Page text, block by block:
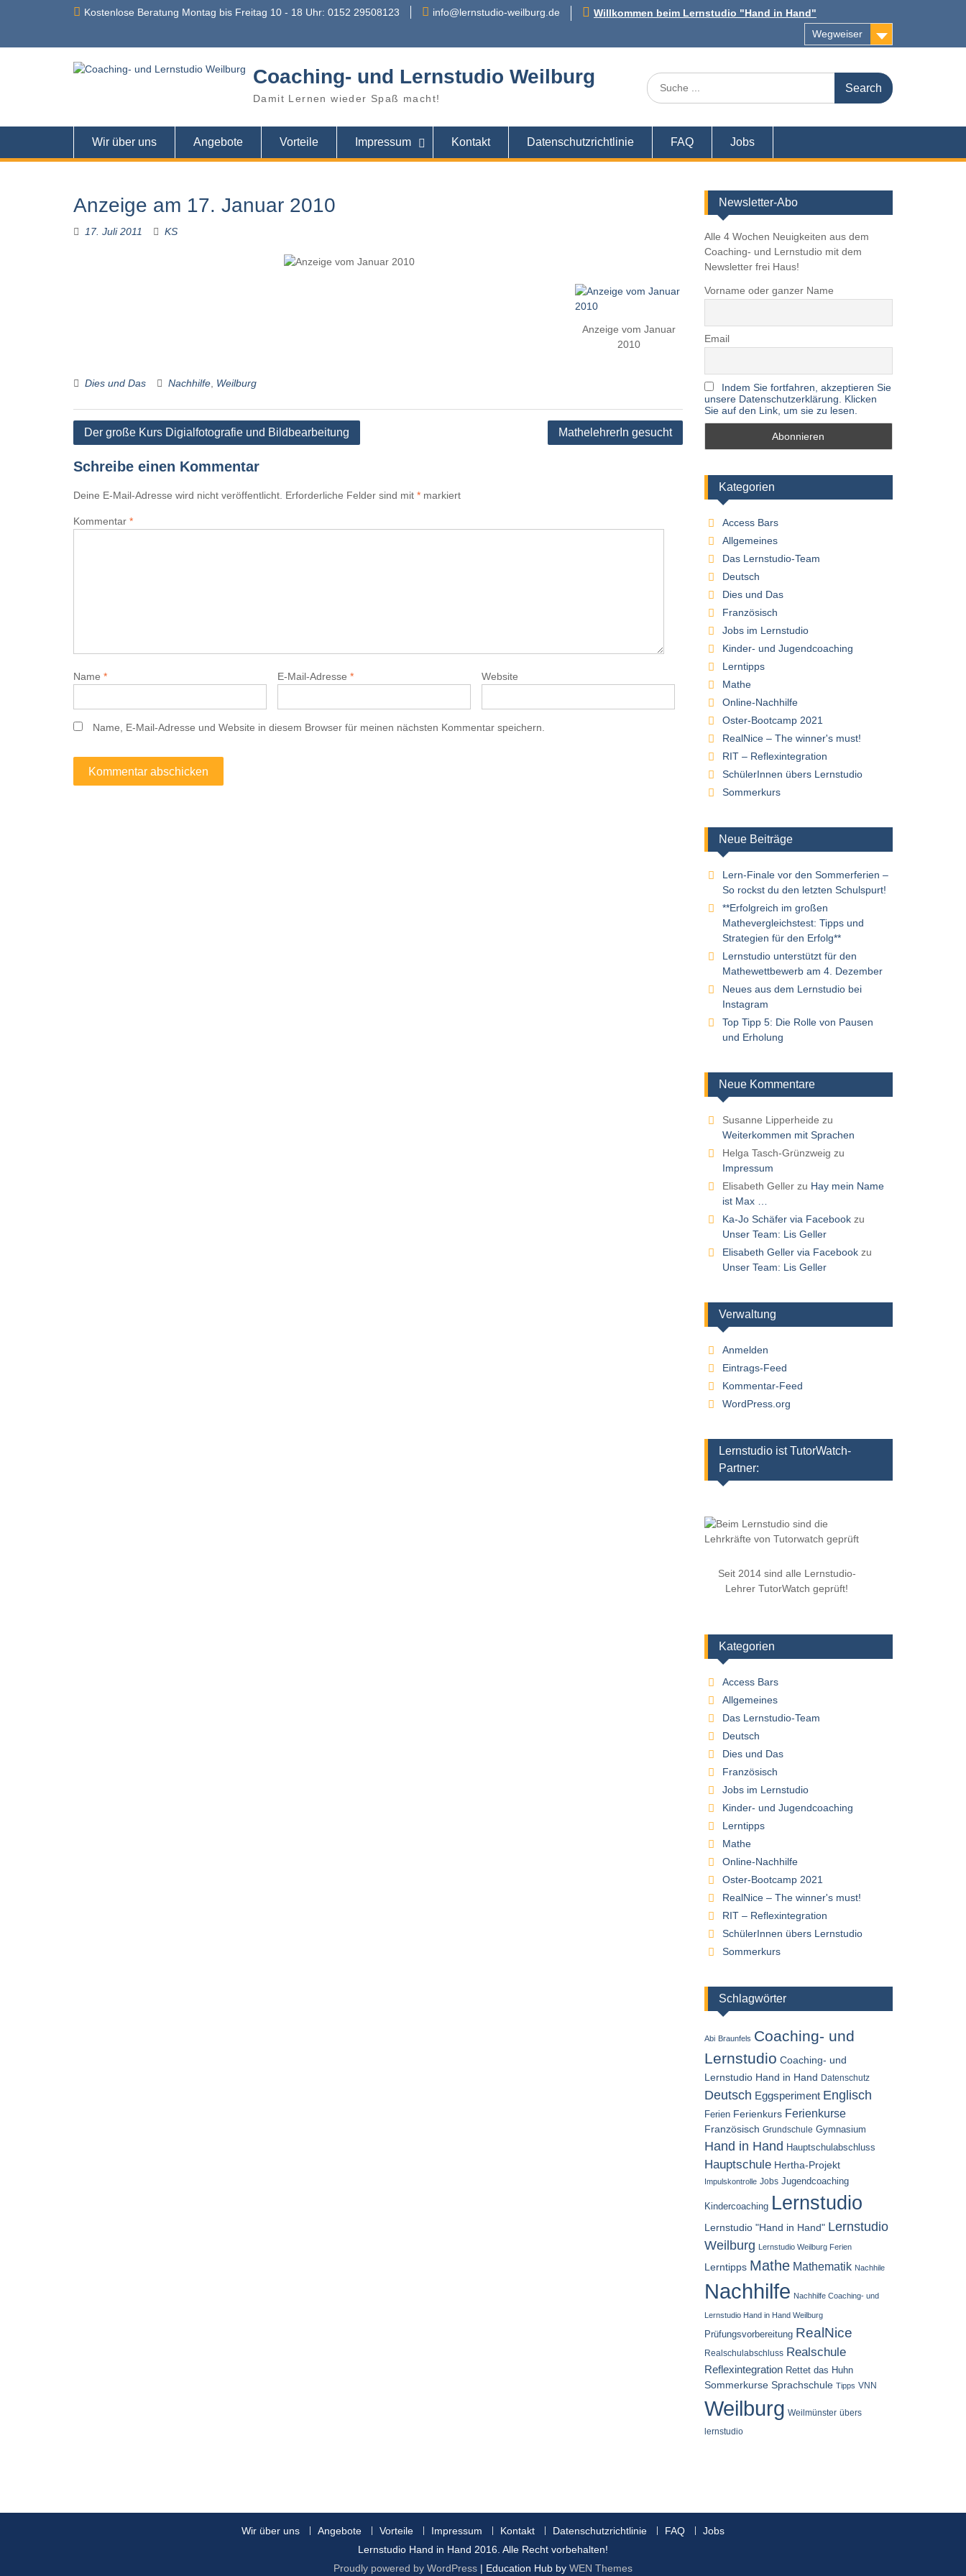
Kostenlose Beratung Montag bis Freitag 10 - 18 Uhr: 0152 29508123 info@lernstudio-weilburg.de
Willkommen beim Lernstudio "Hand in Hand"
Wegweiser
Coaching- und Lernstudio Weilburg
Damit Lernen wieder Spaß macht!
Search
for:
Wir über uns Angebote Vorteile Impressum Kontakt Datenschutzrichtlinie FAQ Jobs
Anzeige am 17. Januar 2010
17. Juli 2011 KS
Anzeige vom Januar
2010
Dies und Das Nachhilfe Weilburg
Beitragsnavigation
Der große Kurs Digialfotografie und Bildbearbeitung MathelehrerIn gesucht
Schreibe einen Kommentar
Deine E-Mail-Adresse wird nicht veröffentlicht. Erforderliche Felder sind mit * markiert
Kommentar *
Name * E-Mail-Adresse * Website
Name, E-Mail-Adresse und Website in diesem Browser für meinen nächsten Kommentar speichern.
Newsletter-Abo
Alle 4 Wochen Neuigkeiten aus dem
Coaching- und Lernstudio mit dem
Newsletter frei Haus!
Vorname oder ganzer Name
Email
Indem Sie fortfahren, akzeptieren Sie
unsere Datenschutzerklärung. Klicken
Sie auf den Link, um sie zu lesen.
Kategorien
Access Bars
Allgemeines
Das Lernstudio-Team
Deutsch
Dies und Das
Französisch
Jobs im Lernstudio
Kinder- und Jugendcoaching
Lerntipps
Mathe
Online-Nachhilfe
Oster-Bootcamp 2021
RealNice – The winner's must!
RIT – Reflexintegration
SchülerInnen übers Lernstudio
Sommerkurs
Neue Beiträge
Lern-Finale vor den Sommerferien –
So rockst du den letzten Schulspurt!
**Erfolgreich im großen
Mathevergleichstest: Tipps und
Strategien für den Erfolg**
Lernstudio unterstützt für den
Mathewettbewerb am 4. Dezember
Neues aus dem Lernstudio bei
Instagram
Top Tipp 5: Die Rolle von Pausen
und Erholung
Neue Kommentare
Susanne Lipperheide zu
Weiterkommen mit Sprachen
Helga Tasch-Grünzweig zu
Impressum
Elisabeth Gellerzu Hay mein Name
ist Max …
Ka-Jo Schäfer via Facebookzu
Unser Team: Lis Geller
Elisabeth Geller via Facebookzu
Unser Team: Lis Geller
Verwaltung
Anmelden
Eintrags-Feed
Kommentar-Feed
WordPress.org
Lernstudio ist TutorWatch-
Partner:
Seit 2014 sind alle Lernstudio-
Lehrer TutorWatch geprüft!
Kategorien
Access Bars
Allgemeines
Das Lernstudio-Team
Deutsch
Dies und Das
Französisch
Jobs im Lernstudio
Kinder- und Jugendcoaching
Lerntipps
Mathe
Online-Nachhilfe
Oster-Bootcamp 2021
RealNice – The winner's must!
RIT – Reflexintegration
SchülerInnen übers Lernstudio
Sommerkurs
Schlagwörter
Abi Braunfels Coaching- und
Lernstudio Coaching- und
Lernstudio Hand in Hand Datenschutz
Deutsch Eggsperiment Englisch
Ferien Ferienkurs Ferienkurse
Französisch Grundschule Gymnasium
Hand in Hand Hauptschulabschluss
Hauptschule Hertha-Projekt
Impulskontrolle Jobs Jugendcoaching
Kindercoaching Lernstudio
Lernstudio "Hand in Hand" Lernstudio
Weilburg Lernstudio Weilburg Ferien
Lerntipps Mathe Mathematik Nachhile
Nachhilfe Nachhilfe Coaching- und
Lernstudio Hand in Hand Weilburg
Prüfungsvorbereitung RealNice
Realschulabschluss Realschule
Reflexintegration Rettet das Huhn
Sommerkurse Sprachschule Tipps VNN
Weilburg Weilmünster übers
lernstudio
Wir über uns Angebote Vorteile Impressum Kontakt Datenschutzrichtlinie FAQ
Jobs
Lernstudio Hand in Hand 2016. Alle Recht vorbehalten!
Proudly powered by WordPress | Education Hub by WEN Themes